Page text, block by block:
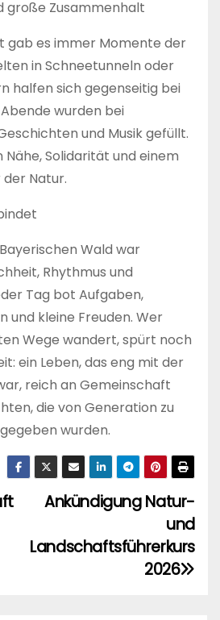
große Zusammenhalt
gab es immer Momente der
in Schneetunneln oder
halfen sich gegenseitig bei
wurden bei
und Musik gefüllt.
Solidarität und einem
Natur.
Wald war
Rhythmus und
Tag bot Aufgaben,
und kleine Freuden. Wer
Wege wandert, spürt noch
ein Leben, das eng mit der
reich an Gemeinschaft
die von Generation zu
wurden.
Ankündigung Natur-
und
Landschaftsführerkurs
2026